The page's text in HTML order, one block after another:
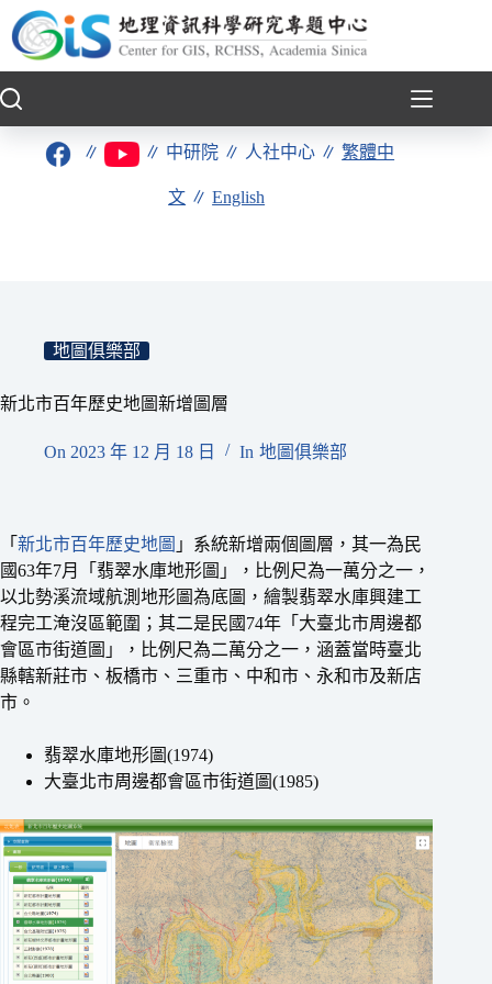
至
要
∥ ∥ 中研院 ∥ 人社中心 ∥繁體中
文 ∥English
地圖俱樂部
新北市百年歷史地圖新增圖層
On 2023 年 12 月 18 日 In 地圖俱樂部
「 新北市百年歷史地圖 」系統新增兩個圖層，其一為民
國63年7月「翡翠水庫地形圖」，比例尺為一萬分之一，
以北勢溪流域航測地形圖為底圖，繪製翡翠水庫興建工
程完工淹沒區範圍；其二是民國74年「大臺北市周邊都
會區市街道圖」，比例尺為二萬分之一，涵蓋當時臺北
縣轄新莊市、板橋市、三重市、中和市、永和市及新店
市。
翡翠水庫地形圖(1974)
大臺北市周邊都會區市街道圖(1985)